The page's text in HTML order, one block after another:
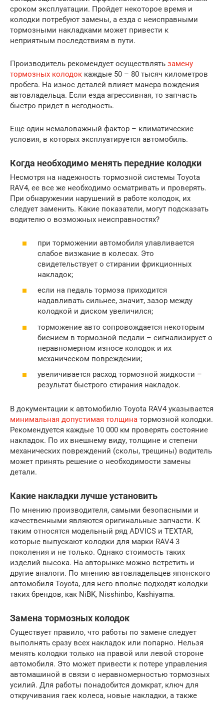
сроком эксплуатации. Пройдет некоторое время и
колодки потребуют замены, а езда с неисправными
тормозными накладками может привести к
неприятным последствиям в пути.
Производитель рекомендует осуществлять замену
тормозных колодок каждые 50 – 80 тысяч километров
пробега. На износ деталей влияет манера вождения
автовладельца. Если езда агрессивная, то запчасть
быстро придет в негодность.
Еще один немаловажный фактор – климатические
условия, в которых эксплуатируется автомобиль.
Когда необходимо менять передние колодки
Несмотря на надежность тормозной системы Toyota
RAV4, ее все же необходимо осматривать и проверять.
При обнаружении нарушений в работе колодок, их
следует заменить. Какие показатели, могут подсказать
водителю о возможных неисправностях?
при торможении автомобиля улавливается
слабое визжание в колесах. Это
свидетельствует о стирании фрикционных
накладок;
если на педаль тормоза приходится
надавливать сильнее, значит, зазор между
колодкой и диском увеличился;
торможение авто сопровождается некоторым
биением в тормозной педали – сигнализирует о
неравномерном износе колодок и их
механическом повреждении;
увеличивается расход тормозной жидкости –
результат быстрого стирания накладок.
В документации к автомобилю Toyota RAV4 указывается
минимальная допустимая толщина тормозной колодки.
Рекомендуется каждые 10 000 км проверять состояние
накладок. По их внешнему виду, толщине и степени
механических повреждений (сколы, трещины) водитель
может принять решение о необходимости замены
детали.
Какие накладки лучше установить
По мнению производителя, самыми безопасными и
качественными являются оригинальные запчасти. К
таким относятся модельный ряд ADVICS и TEXTAR,
которые выпускают колодки для марки RAV4 3
поколения и не только. Однако стоимость таких
изделий высока. На авторынке можно встретить и
другие аналоги. По мнению автовладельцев японского
автомобиля Toyota, для него вполне подходят колодки
таких брендов, как NiBK, Nisshinbo, Kashiyama.
Замена тормозных колодок
Существует правило, что работы по замене следует
выполнять сразу всех накладок или попарно. Нельзя
менять колодки только на правой или левой стороне
автомобиля. Это может привести к потере управления
автомашиной в связи с неравномерностью тормозных
усилий. Для работы понадобится домкрат, ключ для
откручивания гаек колеса, новые накладки, а также